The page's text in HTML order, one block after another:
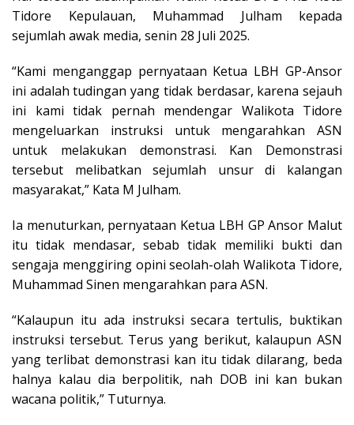
Tidore Kepulauan, Muhammad Julham kepada
sejumlah awak media, senin 28 Juli 2025.
“Kami menganggap pernyataan Ketua LBH GP-Ansor
ini adalah tudingan yang tidak berdasar, karena sejauh
ini kami tidak pernah mendengar Walikota Tidore
mengeluarkan instruksi untuk mengarahkan ASN
untuk melakukan demonstrasi. Kan Demonstrasi
tersebut melibatkan sejumlah unsur di kalangan
masyarakat,” Kata M Julham.
Ia menuturkan, pernyataan Ketua LBH GP Ansor Malut
itu tidak mendasar, sebab tidak memiliki bukti dan
sengaja menggiring opini seolah-olah Walikota Tidore,
Muhammad Sinen mengarahkan para ASN.
“Kalaupun itu ada instruksi secara tertulis, buktikan
instruksi tersebut. Terus yang berikut, kalaupun ASN
yang terlibat demonstrasi kan itu tidak dilarang, beda
halnya kalau dia berpolitik, nah DOB ini kan bukan
wacana politik,” Tuturnya.